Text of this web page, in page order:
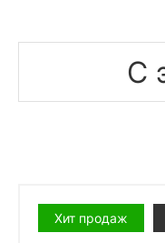
С
Хит продаж